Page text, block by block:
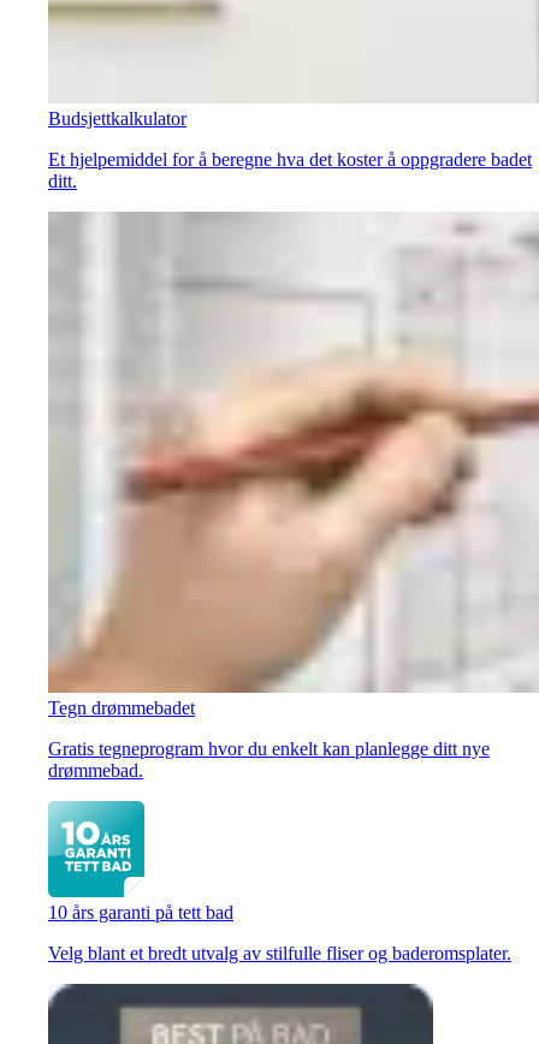
Budsjettkalkulator
Et hjelpemiddel for å beregne hva det koster å oppgradere badet
ditt.
Tegn drømmebadet
Gratis tegneprogram hvor du enkelt kan planlegge ditt nye
drømmebad.
10 års garanti på tett bad
Velg blant et bredt utvalg av stilfulle fliser og baderomsplater.